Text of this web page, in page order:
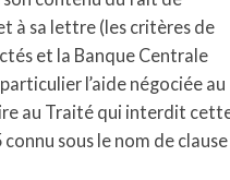
à sa lettre (les critères de
et la Banque Centrale
l’aide négociée au
au Traité qui interdit
sous le nom de